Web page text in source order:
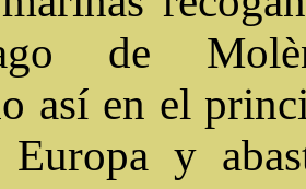
de
así en el
y